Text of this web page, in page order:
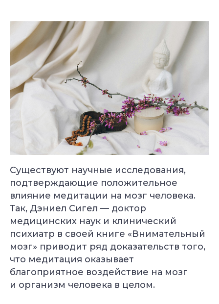
Существуют научные исследования,
подтверждающие положительное
влияние медитации на мозг человека.
Так, Дэниел Сигел — доктор
медицинских наук и клинический
психиатр в своей книге «Внимательный
мозг» приводит ряд доказательств того,
что медитация оказывает
благоприятное воздействие на мозг
и организм человека в целом.
Смотреть все курсы
Йогатерапия
опорно-
Длительность: 24-28
Подробнее
Пранаяма:
дыхательные
техники
в практике йоги
Длительность: 4 месяца
Подробнее